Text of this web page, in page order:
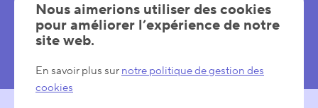
Cookies
Réglages cookies
Nous aimerions utiliser des cookies
pour améliorer l’expérience de notre
site web.
En savoir plus sur notre politique de gestion des
cookies